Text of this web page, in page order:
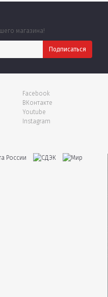
магазина!
Facebook
ВКонтакте
Youtube
Instagram